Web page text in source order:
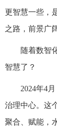
更智慧一些，
之路，前景广
随着数智
智慧了？
2024年4
治理中心。这
聚合、赋能，